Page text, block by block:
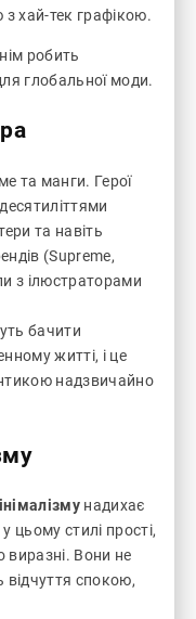
хай-тек графікою.
робить
глобальної моди.
та манги. Герої
та навіть
(Supreme,
з ілюстраторами
бачити
житті, і це
надзвичайно
надихає
цьому стилі прості,
виразні. Вони не
спокою,